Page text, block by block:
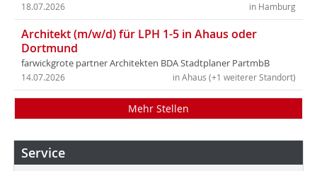
in Hamburg
18.07.2026
Architekt (m/w/d) für LPH 1-5 in Ahaus oder
Dortmund
farwickgrote partner Architekten BDA Stadtplaner PartmbB
in Ahaus (+1 weiterer Standort)
14.07.2026
Mehr Stellen
Service